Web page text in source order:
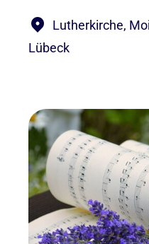
Lutherkirche,
Lübeck